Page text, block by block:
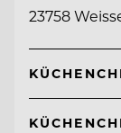
23758